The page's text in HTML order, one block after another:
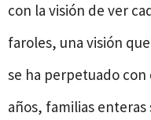
con la visión de ver
faroles, una visión
se ha perpetuado con
años, familias